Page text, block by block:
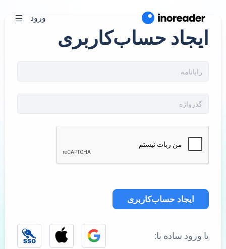
ورود
ایجاد حساب‌کاربری
ایجاد حساب‌کاربری
یا ورود ساده با: